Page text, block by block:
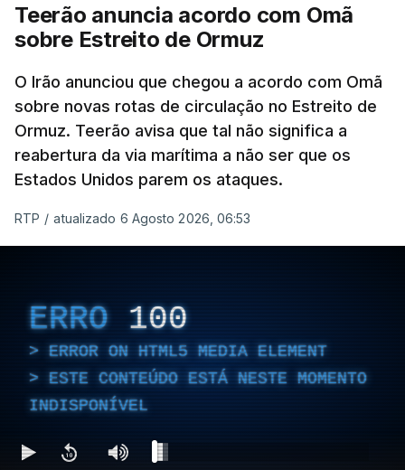
Teerão anuncia acordo com Omã
sobre Estreito de Ormuz
O Irão anunciou que chegou a acordo com Omã
sobre novas rotas de circulação no Estreito de
Ormuz. Teerão avisa que tal não significa a
reabertura da via marítima a não ser que os
Estados Unidos parem os ataques.
RTP / atualizado 6 Agosto 2026, 06:53
ERRO 100
ERROR ON HTML5 MEDIA ELEMENT
ESTE CONTEÚDO ESTÁ NESTE MOMENTO
INDISPONÍVEL